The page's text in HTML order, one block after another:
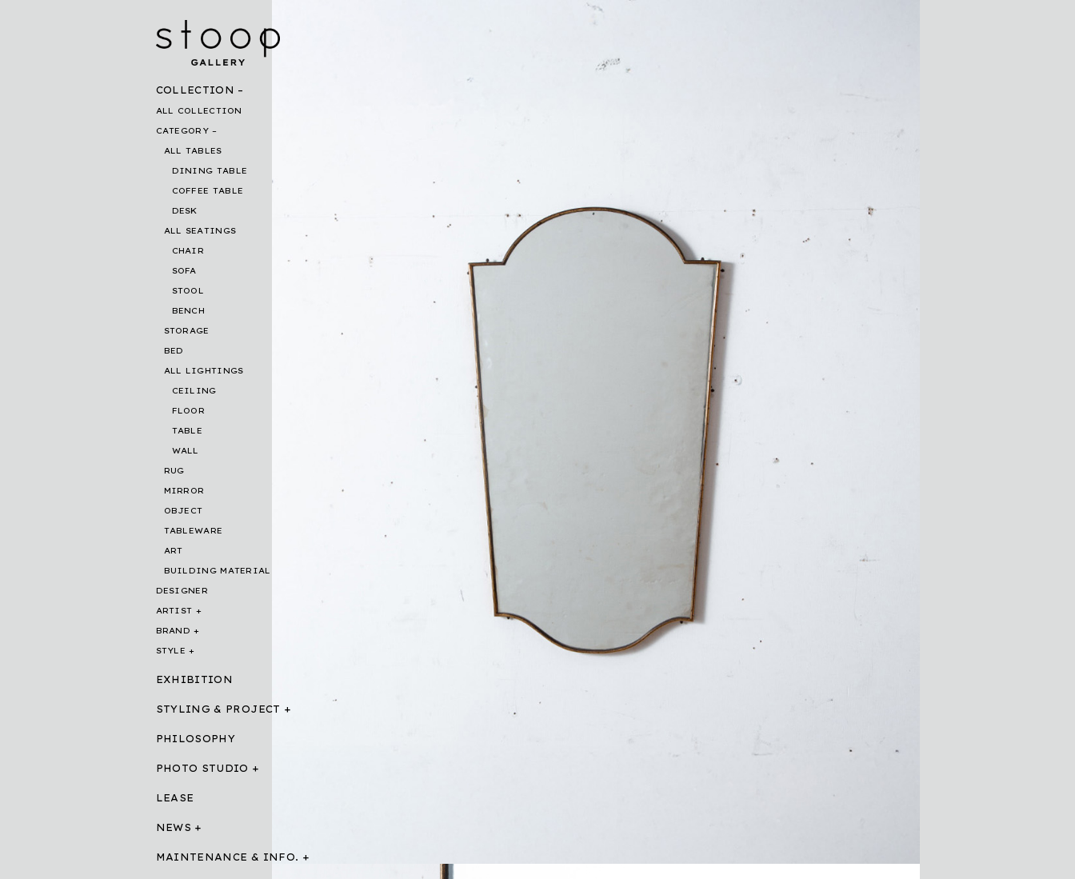
COLLECTION
ALL COLLECTION
CATEGORY
ALL TABLES
DINING TABLE
COFFEE TABLE
DESK
ALL SEATINGS
CHAIR
SOFA
STOOL
BENCH
STORAGE
BED
ALL LIGHTINGS
CEILING
FLOOR
TABLE
WALL
RUG
MIRROR
OBJECT
TABLEWARE
ART
BUILDING MATERIAL
DESIGNER
ARTIST
BRAND
STYLE
EXHIBITION
STYLING & PROJECT
PHILOSOPHY
PHOTO STUDIO
LEASE
NEWS
MAINTENANCE & INFO.